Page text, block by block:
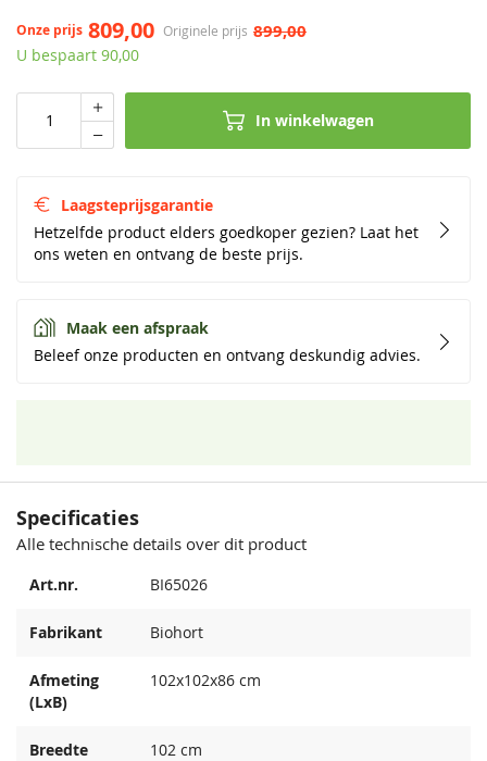
Originele prijs 899,00
Onze prijs 809,00
U bespaart 90,00
In winkelwagen
Laagsteprijsgarantie
Hetzelfde product elders goedkoper gezien? Laat het
ons weten en ontvang de beste prijs.
Maak een afspraak
Beleef onze producten en ontvang deskundig advies.
Specificaties
Alle technische details over dit product
Art.nr. BI65026
Fabrikant Biohort
Afmeting
(LxB)
102x102x86 cm
Breedte 102 cm